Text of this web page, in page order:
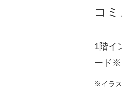
コ
1階イ
ード※
※イラス